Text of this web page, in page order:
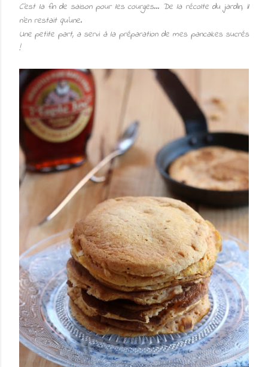
C'est la fin de saison pour les courges... De la récolte du jardin, il
n'en restait qu'une.
Une petite part, a servi à la préparation de mes pancakes sucrés
!